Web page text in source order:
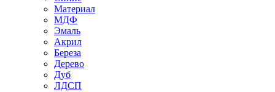
Материал
МДФ
Эмаль
Акрил
Береза
Дерево
Дуб
ЛДСП